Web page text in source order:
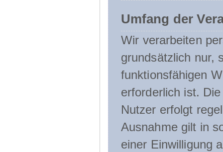
Umfang der
Wir verarbeiten
grundsätzlich nur,
funktionsfähigen
erforderlich ist.
Nutzer erfolgt
Ausnahme gilt in
einer Einwilligung